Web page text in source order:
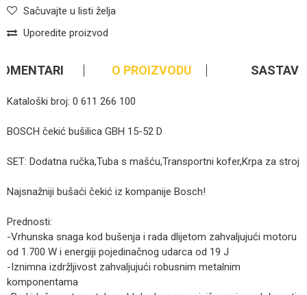
Sačuvajte u listi želja
Uporedite proizvod
O PROIZVODU SASTAV
Kataloški broj: 0 611 266 100
BOSCH čekić bušilica GBH 15-52 D
SET: Dodatna ručka,Tuba s mašću,Transportni kofer,Krpa za stroj
Najsnažniji bušaći čekić iz kompanije Bosch!
Prednosti:
-Vrhunska snaga kod bušenja i rada dlijetom zahvaljujući motoru
od 1.700 W i energiji pojedinačnog udarca od 19 J
-Iznimna izdržljivost zahvaljujući robusnim metalnim
komponentama